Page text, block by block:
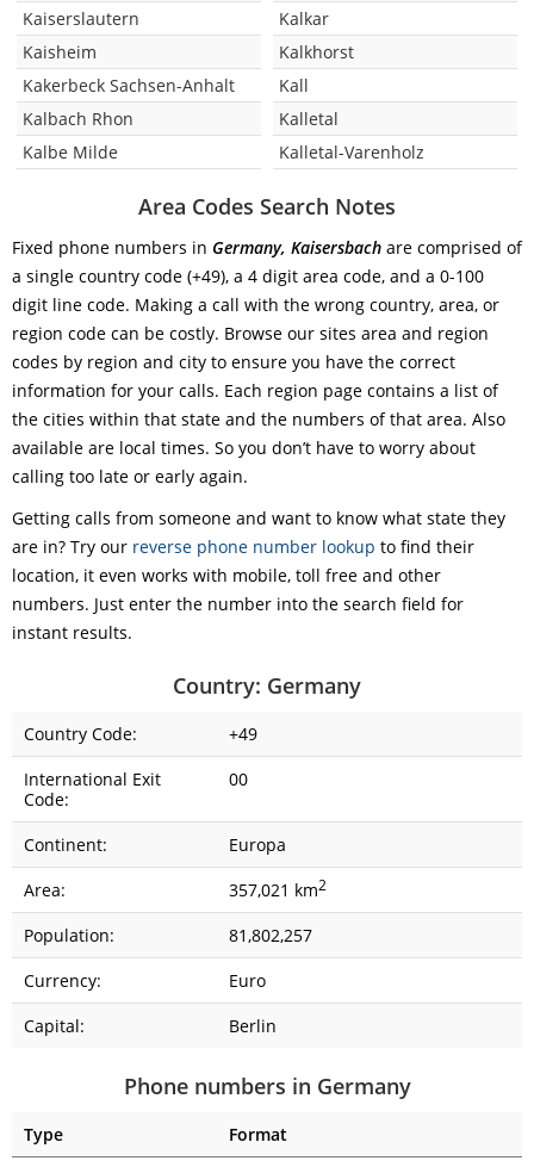
Kaiserslautern
Kaisheim
Kakerbeck Sachsen-Anhalt
Kalbach Rhon
Kalbe Milde
Kalkar
Kalkhorst
Kall
Kalletal
Kalletal-Varenholz
Area Codes Search Notes
Fixed phone numbers in Germany, Kaisersbach are comprised of
a single country code (+49), a 4 digit area code, and a 0-100
digit line code. Making a call with the wrong country, area, or
region code can be costly. Browse our sites area and region
codes by region and city to ensure you have the correct
information for your calls. Each region page contains a list of
the cities within that state and the numbers of that area. Also
available are local times. So you don’t have to worry about
calling too late or early again.
Getting calls from someone and want to know what state they
are in? Try our reverse phone number lookup to find their
location, it even works with mobile, toll free and other
numbers. Just enter the number into the search field for
instant results.
Country: Germany
Country Code:
+49
International Exit
Code:
00
Continent:
Europa
Area:
357,021 km2
Population:
81,802,257
Currency:
Euro
Capital:
Berlin
Phone numbers in Germany
Type
Format